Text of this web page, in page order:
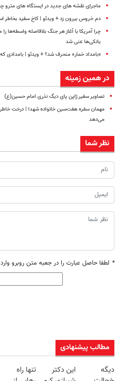
ماجرای نقشه های جدید در ایستگاه های مترو
دم خروس بیرون زد + ویدئو | کاخ سفید بخاطر
چرا آمریکا با آغاز هر جنگ بلافاصله واسطه‌ها
یانکی‌ها عنی شد
«بامداد خمار» منحرف شد؟ + ویدئو | بامدادی
در همین زمینه
تصاویر سفیر ژاپن پای دیگ نذری امام حسین(ع)
مهمان سفره هفت‌سین خانواده شهدا | درخت
می‌دهد
نظر شما
* لطفا حاصل عبارت را در جعبه متن روبرو
مطالب پیشنهادی
دیگه
این دکتر
تنها راه